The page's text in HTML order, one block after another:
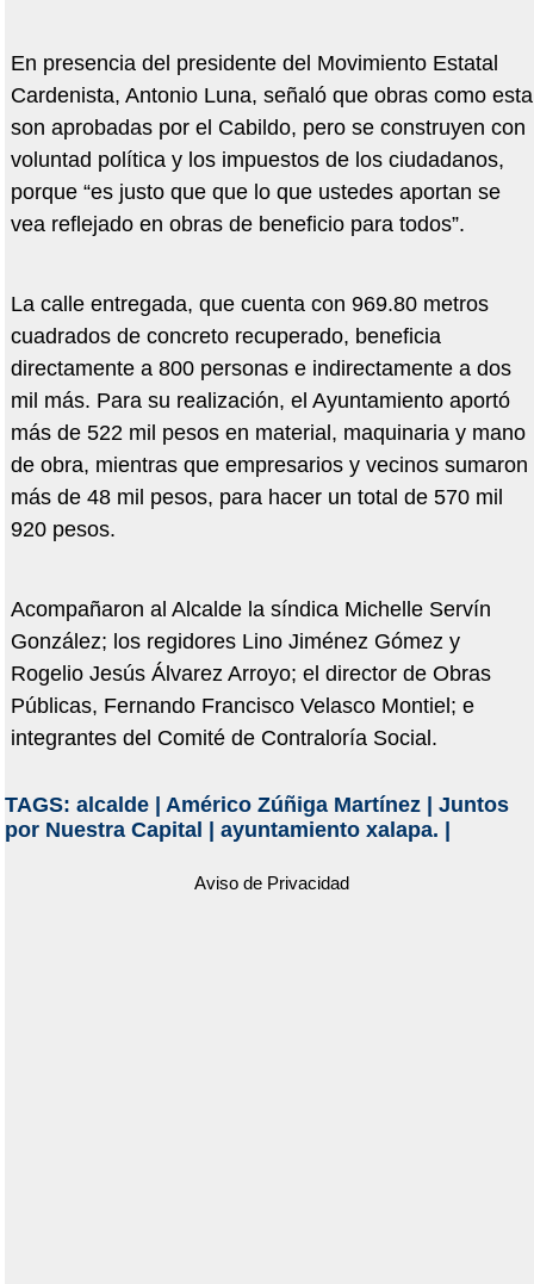
En presencia del presidente del Movimiento Estatal
Cardenista, Antonio Luna, señaló que obras como esta
son aprobadas por el Cabildo, pero se construyen con
voluntad política y los impuestos de los ciudadanos,
porque “es justo que que lo que ustedes aportan se
vea reflejado en obras de beneficio para todos”.
La calle entregada, que cuenta con 969.80 metros
cuadrados de concreto recuperado, beneficia
directamente a 800 personas e indirectamente a dos
mil más. Para su realización, el Ayuntamiento aportó
más de 522 mil pesos en material, maquinaria y mano
de obra, mientras que empresarios y vecinos sumaron
más de 48 mil pesos, para hacer un total de 570 mil
920 pesos.
Acompañaron al Alcalde la síndica Michelle Servín
González; los regidores Lino Jiménez Gómez y
Rogelio Jesús Álvarez Arroyo; el director de Obras
Públicas, Fernando Francisco Velasco Montiel; e
integrantes del Comité de Contraloría Social.
TAGS: alcalde| Américo Zúñiga Martínez| Juntos
por Nuestra Capital
ayuntamiento xalapa.
Aviso de Privacidad